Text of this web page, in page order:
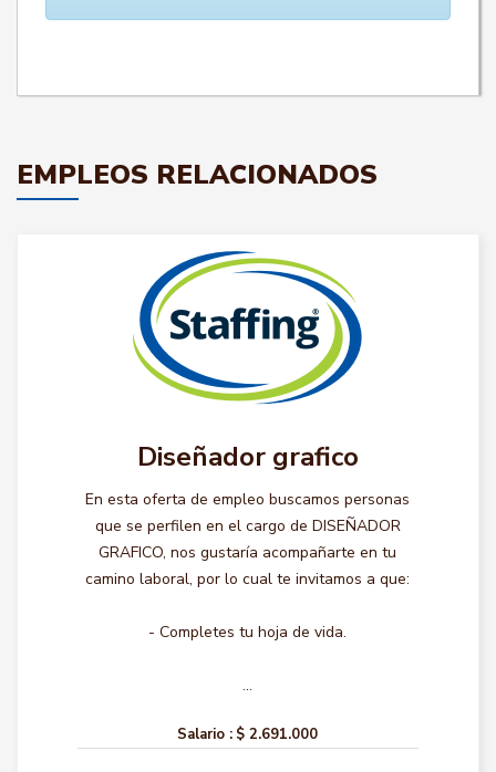
EMPLEOS RELACIONADOS
Diseñador grafico
En esta oferta de empleo buscamos personas
que se perfilen en el cargo de DISEÑADOR
GRAFICO, nos gustaría acompañarte en tu
camino laboral, por lo cual te invitamos a que:
- Completes tu hoja de vida.
...
Salario : $ 2.691.000